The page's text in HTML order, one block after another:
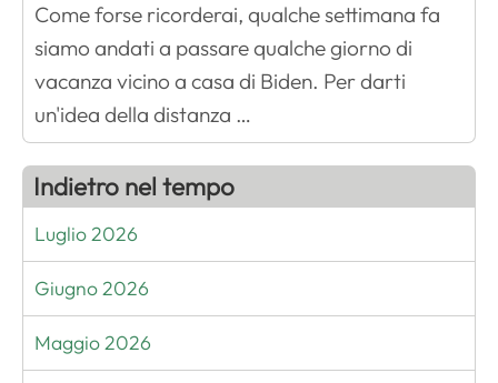
Come forse ricorderai, qualche settimana fa
siamo andati a passare qualche giorno di
vacanza vicino a casa di Biden. Per darti
un'idea della distanza …
Indietro nel tempo
Luglio 2026
Giugno 2026
Maggio 2026